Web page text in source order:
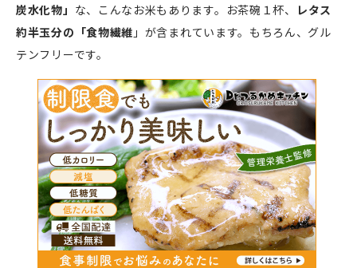
炭水化物」 な、こんなお米もあります。お茶碗１杯、
レタス
約半玉分の「食物繊維 」が含まれています。もちろん、グル
テンフリーです。